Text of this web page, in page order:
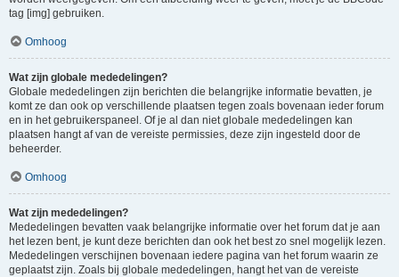
tag [img] gebruiken.
Omhoog
Wat zijn globale mededelingen?
Globale mededelingen zijn berichten die belangrijke informatie bevatten, je
komt ze dan ook op verschillende plaatsen tegen zoals bovenaan ieder forum
en in het gebruikerspaneel. Of je al dan niet globale mededelingen kan
plaatsen hangt af van de vereiste permissies, deze zijn ingesteld door de
beheerder.
Omhoog
Wat zijn mededelingen?
Mededelingen bevatten vaak belangrijke informatie over het forum dat je aan
het lezen bent, je kunt deze berichten dan ook het best zo snel mogelijk lezen.
Mededelingen verschijnen bovenaan iedere pagina van het forum waarin ze
geplaatst zijn. Zoals bij globale mededelingen, hangt het van de vereiste